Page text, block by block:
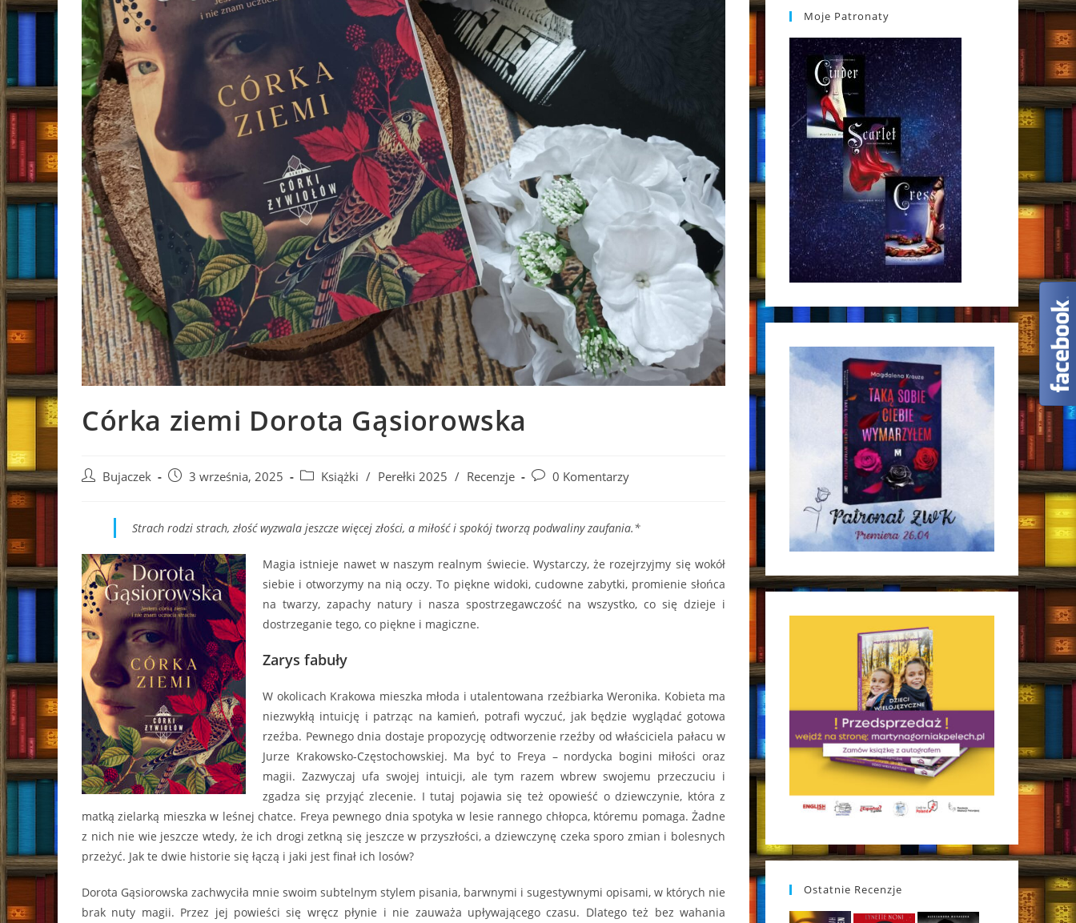
Córka ziemi Dorota Gąsiorowska
Post Bujaczek
Post3 września, 2025
Post Książki / Perełki 2025 / Recenzje
Post0 Komentarzy
Strach rodzi strach, złość wyzwala jeszcze więcej złości, a miłość i spokój tworzą podwaliny zaufania.*
Magia istnieje nawet w naszym realnym świecie. Wystarczy, że rozejrzyjmy się wokół
siebie i otworzymy na nią oczy. To piękne widoki, cudowne zabytki, promienie słońca
na twarzy, zapachy natury i nasza spostrzegawczość na wszystko, co się dzieje i
dostrzeganie tego, co piękne i magiczne.
Zarys fabuły
W okolicach Krakowa mieszka młoda i utalentowana rzeźbiarka Weronika. Kobieta ma
niezwykłą intuicję i patrząc na kamień, potrafi wyczuć, jak będzie wyglądać gotowa
rzeźba. Pewnego dnia dostaje propozycję odtworzenie rzeźby od właściciela pałacu w
Jurze Krakowsko-Częstochowskiej. Ma być to Freya – nordycka bogini miłości oraz
magii. Zazwyczaj ufa swojej intuicji, ale tym razem wbrew swojemu przeczuciu i
zgadza się przyjąć zlecenie. I tutaj pojawia się też opowieść o dziewczynie, która z
matką zielarką mieszka w leśnej chatce. Freya pewnego dnia spotyka w lesie rannego chłopca, któremu pomaga. Żadne
z nich nie wie jeszcze wtedy, że ich drogi zetkną się jeszcze w przyszłości, a dziewczynę czeka sporo zmian i bolesnych
przeżyć. Jak te dwie historie się łączą i jaki jest finał ich losów?
Dorota Gąsiorowska zachwyciła mnie swoim subtelnym stylem pisania, barwnymi i sugestywnymi opisami, w których nie
brak nuty magii. Przez jej powieści się wręcz płynie i nie zauważa upływającego czasu. Dlatego też bez wahania
Moje Patronaty
Ostatnie Recenzje